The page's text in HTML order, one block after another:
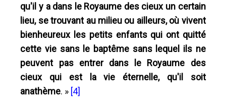
qu'il y a dans le Royaume des cieux un certain
lieu, se trouvant au milieu ou ailleurs, où vivent
bienheureux les petits enfants qui ont quitté
cette vie sans le baptême sans lequel ils ne
peuvent pas entrer dans le Royaume des
cieux qui est la vie éternelle, qu'il soit
anathème. » [4]